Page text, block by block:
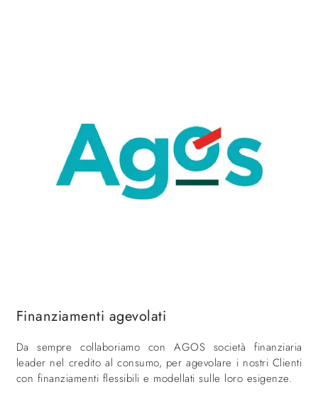
Finanziamenti agevolati
Da sempre collaboriamo con AGOS società finanziaria
leader nel credito al consumo, per agevolare i nostri Clienti
con finanziamenti flessibili e modellati sulle loro esigenze.